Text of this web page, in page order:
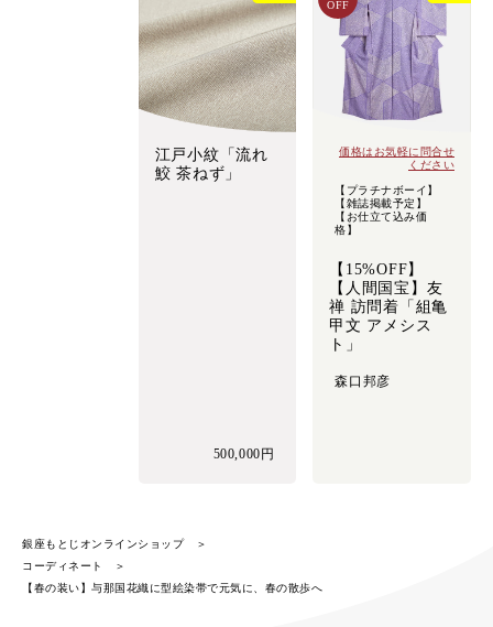
江戸小紋「流れ
鮫 茶ねず」
500,000円
価格はお気軽に問合せ
ください
【プラチナボーイ】
【雑誌掲載予定】
【お仕立て込み価
格】
【15%OFF】
【人間国宝】友
禅 訪問着「組亀
甲文 アメシス
ト」
森口邦彦
OFF
銀座もとじオンラインショップ
コーディネート
【春の装い】与那国花織に型絵染帯で元気に、春の散歩へ